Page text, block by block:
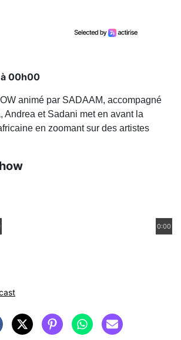
00h00
animé par SADAAM, accompagné
Andrea et Sadani met en avant la
en zoomant sur des artistes
0:00